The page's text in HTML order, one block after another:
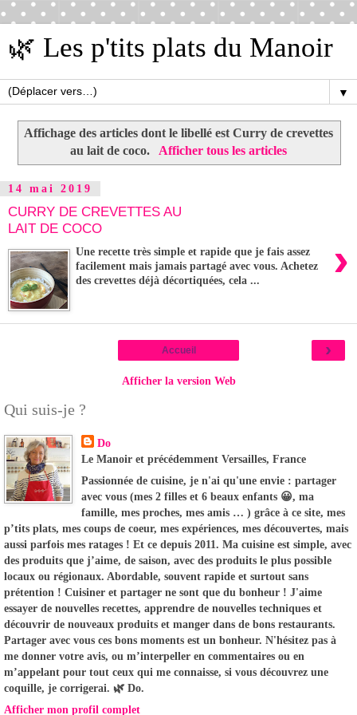
🌿 Les p'tits plats du Manoir
▼
Affichage des articles dont le libellé est Curry de crevettes
au lait de coco. Afficher tous les articles
14 mai 2019
CURRY DE CREVETTES AU
LAIT DE COCO
›
Une recette très simple et rapide que je fais assez
facilement mais jamais partagé avec vous. Achetez
des crevettes déjà décortiquées, cela ...
›
Accueil
Afficher la version Web
Qui suis-je ?
Do
Le Manoir et précédemment Versailles, France
Passionnée de cuisine, je n'ai qu'une envie : partager
avec vous (mes 2 filles et 6 beaux enfants 😀, ma
famille, mes proches, mes amis … ) grâce à ce site, mes
p’tits plats, mes coups de coeur, mes expériences, mes découvertes, mais
aussi parfois mes ratages ! Et ce depuis 2011. Ma cuisine est simple, avec
des produits que j’aime, de saison, avec des produits le plus possible
locaux ou régionaux. Abordable, souvent rapide et surtout sans
prétention ! Cuisiner et partager ne sont que du bonheur ! J'aime
essayer de nouvelles recettes, apprendre de nouvelles techniques et
découvrir de nouveaux produits et manger dans de bons restaurants.
Partager avec vous ces bons moments est un bonheur. N'hésitez pas à
me donner votre avis, ou m’interpeller en commentaires ou en
m’appelant pour tout ceux qui me connaisse, si vous découvrez une
coquille, je corrigerai. 🌿 Do.
Afficher mon profil complet